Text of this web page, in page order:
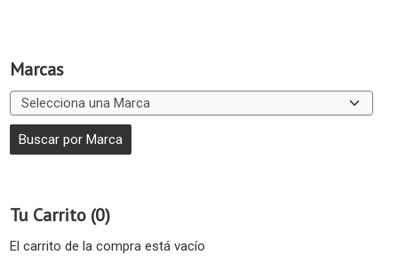
Marcas
Tu Carrito (0)
El carrito de la compra está vacío